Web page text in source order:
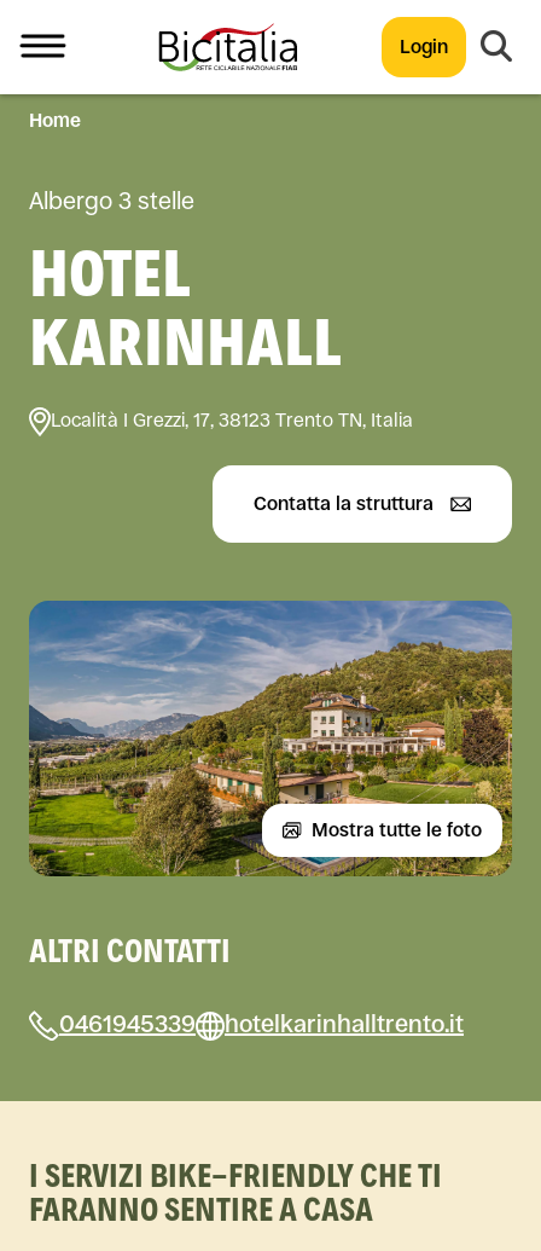
Login
TUTTO
Home
Albergo 3 stelle
HOTEL
KARINHALL
Località I Grezzi, 17, 38123 Trento TN, Italia
Contatta la struttura
Mostra tutte le foto
ALTRI CONTATTI
0461945339 hotelkarinhalltrento.it
I SERVIZI BIKE-FRIENDLY CHE TI
FARANNO SENTIRE A CASA